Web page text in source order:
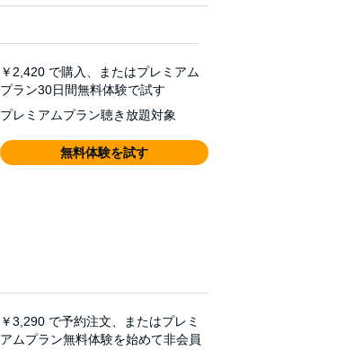
￥2,420 で購入、またはプレミアム
プラン30日間無料体験で試す
プレミアムプラン聴き放題対象
無料体験を試す
￥3,290 で予約注文、またはプレミ
アムプラン無料体験を始めて非会員